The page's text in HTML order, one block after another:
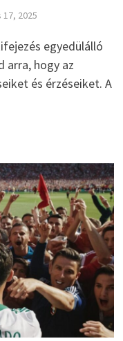
2025
egyedülálló
arra, hogy az
és érzéseiket. A